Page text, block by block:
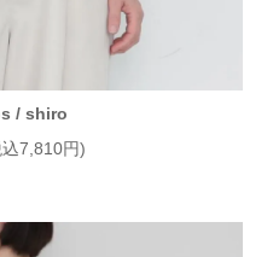
/ shiro
7,810円)